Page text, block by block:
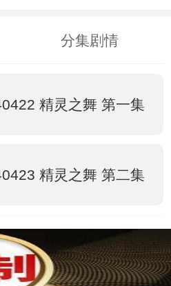
分集剧情
精灵之舞 第一集
精灵之舞 第二集